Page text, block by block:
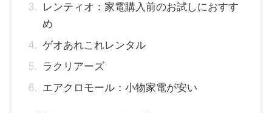
レンティオ：家電購入前のお試しにおすす
め
ゲオあれこれレンタル
ラクリアーズ
エアクロモール：小物家電が安い